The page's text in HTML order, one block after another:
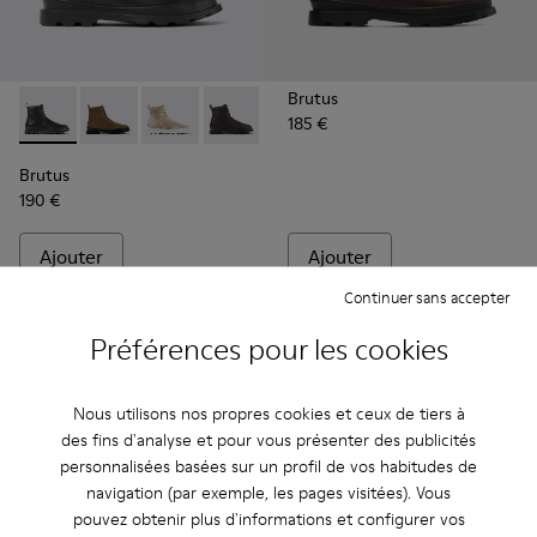
Préférences pour les cookies
Nous utilisons nos propres cookies et ceux de tiers à
des fins d'analyse et pour vous présenter des publicités
personnalisées basées sur un profil de vos habitudes de
navigation (par exemple, les pages visitées). Vous
pouvez obtenir plus d'informations et configurer vos
Continuer sans accepter
Brutus - K300245-004 - Bottes mi-hautes en cuir noir pour
Brutus - K300245-038
Brutus - K300245-030 - Bottes en nubuck
Brutus - K300245-029 - Bottes en
Brutus - K300245-025
Brutus - K300245-020
Brutus
190 €
Ajouter
Brutus
185 €
Ajouter